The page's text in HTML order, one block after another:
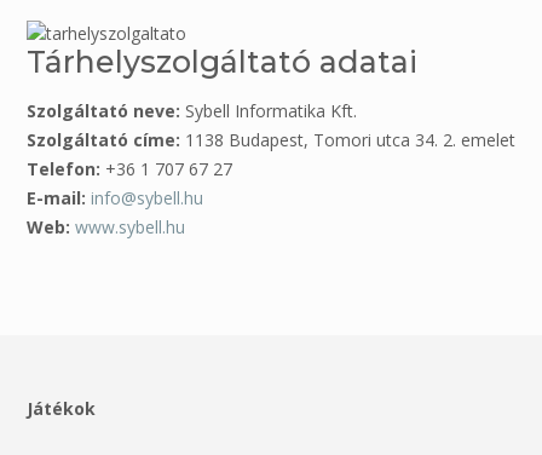
Tárhelyszolgáltató adatai
Szolgáltató neve: Sybell Informatika Kft.
Szolgáltató címe: 1138 Budapest, Tomori utca 34. 2. emelet
Telefon: +36 1 707 67 27
E-mail: info@sybell.hu
Web: www.sybell.hu
Játékok